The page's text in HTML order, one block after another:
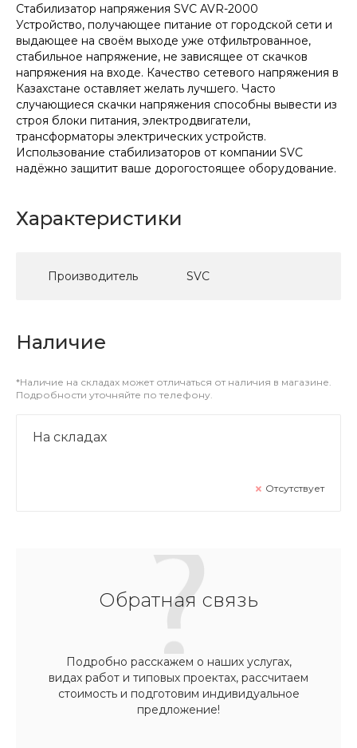
Стабилизатор напряжения SVC AVR-2000
Устройство, получающее питание от городской сети и
выдающее на своём выходе уже отфильтрованное,
стабильное напряжение, не зависящее от скачков
напряжения на входе. Качество сетевого напряжения в
Казахстане оставляет желать лучшего. Часто
случающиеся скачки напряжения способны вывести из
строя блоки питания, электродвигатели,
трансформаторы электрических устройств.
Использование стабилизаторов от компании SVC
надёжно защитит ваше дорогостоящее оборудование.
Характеристики
Производитель SVC
Наличие
*Наличие на складах может отличаться от наличия в магазине.
Подробности уточняйте по телефону.
На складах
Отсутствует
Обратная связь
Подробно расскажем о наших услугах,
видах работ и типовых проектах, рассчитаем
стоимость и подготовим индивидуальное
предложение!